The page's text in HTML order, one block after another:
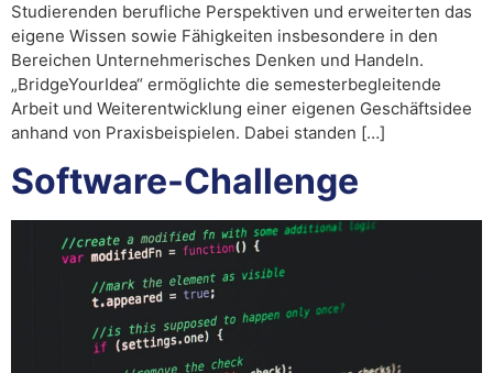
Studierenden berufliche Perspektiven und erweiterten das
eigene Wissen sowie Fähigkeiten insbesondere in den
Bereichen Unternehmerisches Denken und Handeln.
„BridgeYourIdea“ ermöglichte die semesterbegleitende
Arbeit und Weiterentwicklung einer eigenen Geschäftsidee
anhand von Praxisbeispielen. Dabei standen […]
Software-Challenge